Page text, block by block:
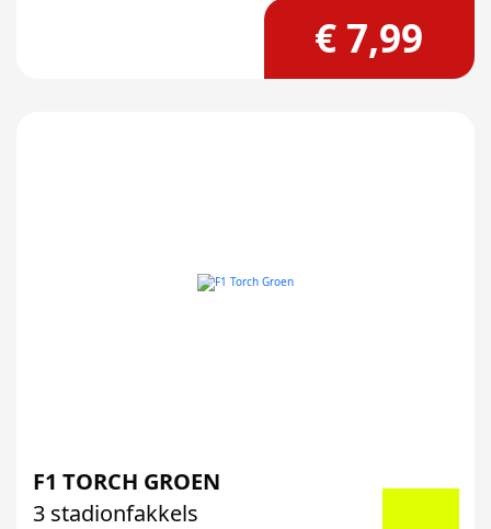
€ 7,99
F1 TORCH GROEN
3 stadionfakkels